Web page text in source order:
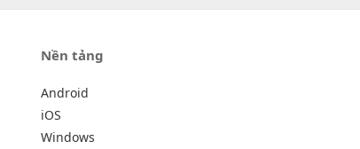
Nền tảng
Android
iOS
Windows